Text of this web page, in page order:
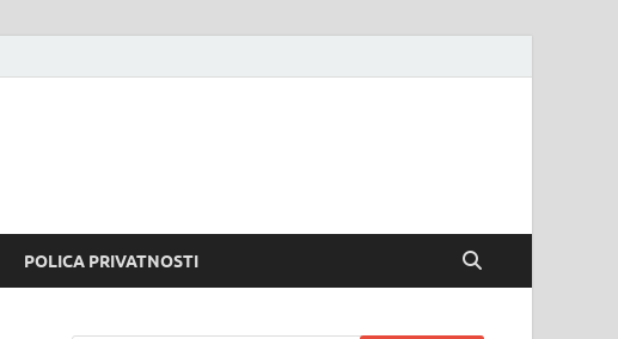
POLICA PRIVATNOSTI